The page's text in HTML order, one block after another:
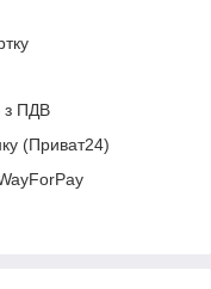
з ПДВ
(Приват24)